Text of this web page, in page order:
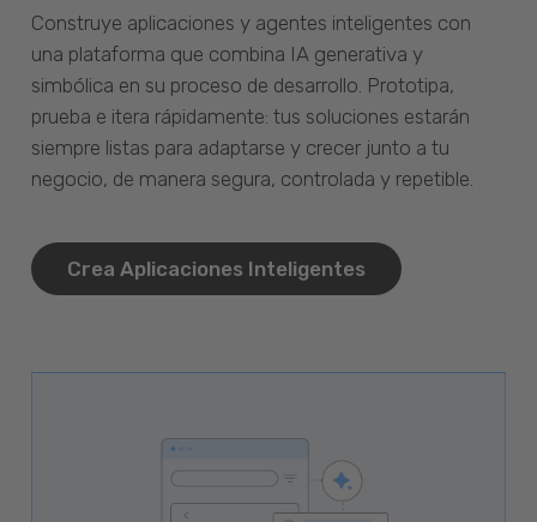
Construye aplicaciones y agentes inteligentes con
una plataforma que combina IA generativa y
simbólica en su proceso de desarrollo. Prototipa,
prueba e itera rápidamente: tus soluciones estarán
siempre listas para adaptarse y crecer junto a tu
negocio, de manera segura, controlada y repetible.
Crea Aplicaciones Inteligentes